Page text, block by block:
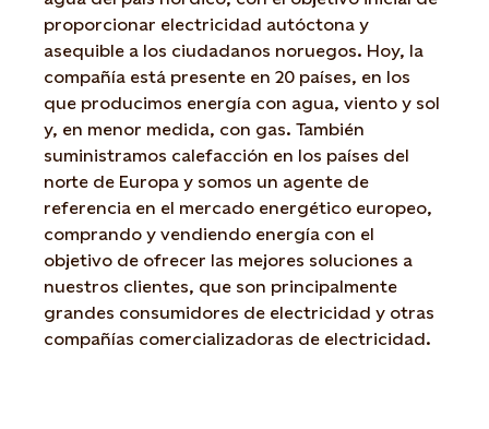
proporcionar electricidad autóctona y
asequible a los ciudadanos noruegos. Hoy, la
compañía está presente en 20 países, en los
que producimos energía con agua, viento y sol
y, en menor medida, con gas. También
suministramos calefacción en los países del
norte de Europa y somos un agente de
referencia en el mercado energético europeo,
comprando y vendiendo energía con el
objetivo de ofrecer las mejores soluciones a
nuestros clientes, que son principalmente
grandes consumidores de electricidad y otras
compañías comercializadoras de electricidad.